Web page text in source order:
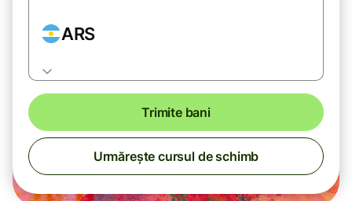
ARS
Trimite bani
Urmărește cursul de schimb